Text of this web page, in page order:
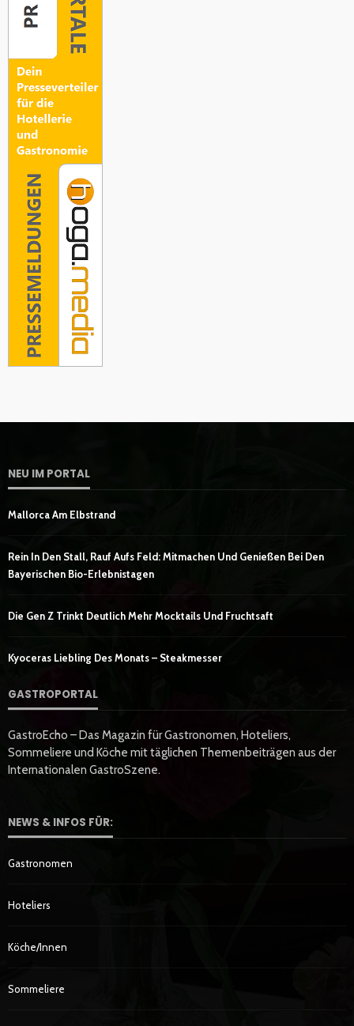
NEU IM PORTAL
Mallorca Am Elbstrand
Rein In Den Stall, Rauf Aufs Feld: Mitmachen Und Genießen Bei Den
Bayerischen Bio-Erlebnistagen
Die Gen Z Trinkt Deutlich Mehr Mocktails Und Fruchtsaft
Kyoceras Liebling Des Monats – Steakmesser
GASTROPORTAL
GastroEcho – Das Magazin für Gastronomen, Hoteliers,
Sommeliere und Köche mit täglichen Themenbeiträgen aus der
Internationalen GastroSzene.
NEWS & INFOS FÜR:
Gastronomen
Hoteliers
Köche/innen
Sommeliere